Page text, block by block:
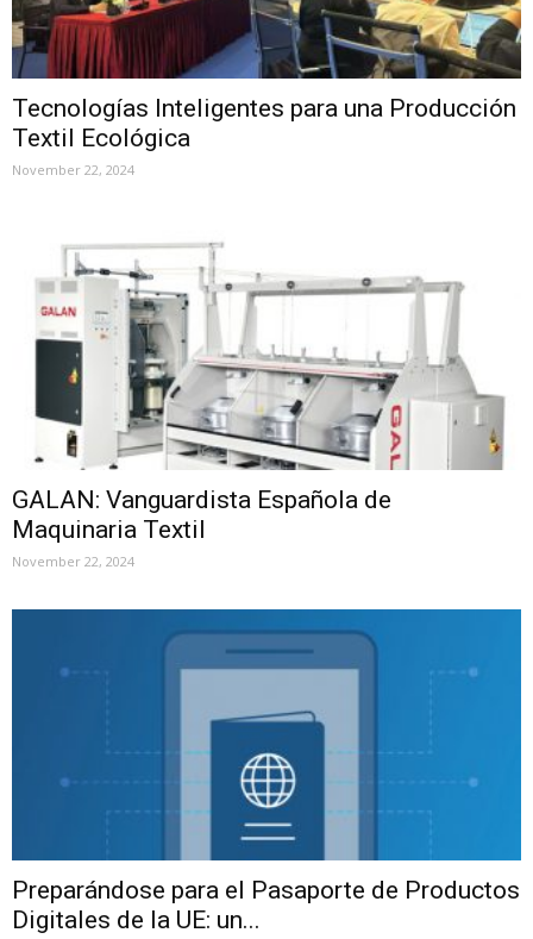
Tecnologías Inteligentes para una Producción
Textil Ecológica
November 22, 2024
GALAN: Vanguardista Española de
Maquinaria Textil
November 22, 2024
Preparándose para el Pasaporte de Productos
Digitales de la UE: un...